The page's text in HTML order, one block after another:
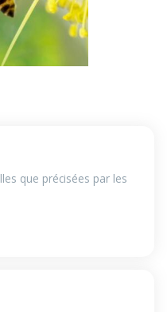
que précisées par les